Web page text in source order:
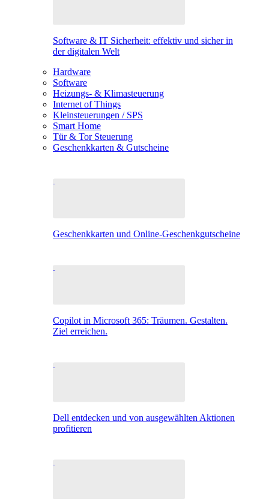
Software & IT Sicherheit: effektiv und sicher in
der digitalen Welt
Hardware
Software
Heizungs- & Klimasteuerung
Internet of Things
Kleinsteuerungen / SPS
Smart Home
Tür & Tor Steuerung
Geschenkkarten & Gutscheine
Geschenkkarten und Online-Geschenkgutscheine
Copilot in Microsoft 365: Träumen. Gestalten.
Ziel erreichen.
Dell entdecken und von ausgewählten Aktionen
profitieren